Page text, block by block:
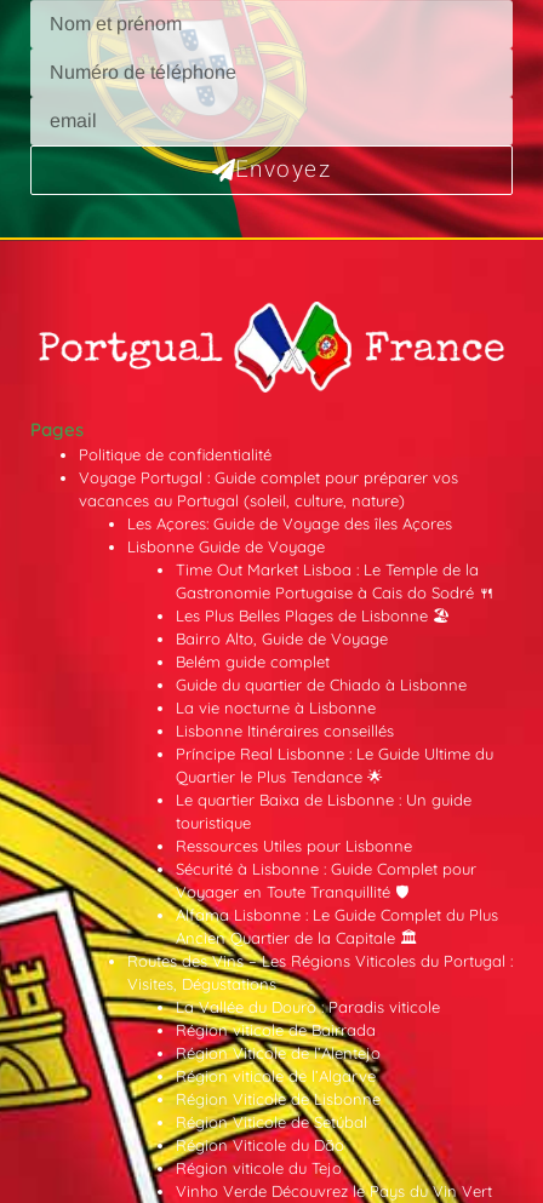
Envoyez
Pages
Politique de confidentialité
Voyage Portugal : Guide complet pour préparer vos
vacances au Portugal (soleil, culture, nature)
Les Açores: Guide de Voyage des îles Açores
Lisbonne Guide de Voyage
Time Out Market Lisboa : Le Temple de la
Gastronomie Portugaise à Cais do Sodré 🍴
Les Plus Belles Plages de Lisbonne 🏖️
Bairro Alto, Guide de Voyage
Belém guide complet
Guide du quartier de Chiado à Lisbonne
La vie nocturne à Lisbonne
Lisbonne Itinéraires conseillés
Príncipe Real Lisbonne : Le Guide Ultime du
Quartier le Plus Tendance 🌟
Le quartier Baixa de Lisbonne : Un guide
touristique
Ressources Utiles pour Lisbonne
Sécurité à Lisbonne : Guide Complet pour
Voyager en Toute Tranquillité 🛡️
Alfama Lisbonne : Le Guide Complet du Plus
Ancien Quartier de la Capitale 🏛️
Routes des Vins – Les Régions Viticoles du Portugal :
Visites, Dégustations
La Vallée du Douro : Paradis viticole
Région viticole de Bairrada
Région Viticole de l’Alentejo
Région viticole de l’Algarve
Région Viticole de Lisbonne
Région Viticole de Setúbal
Région Viticole du Dão
Région viticole du Tejo
Vinho Verde Découvrez le Pays du Vin Vert